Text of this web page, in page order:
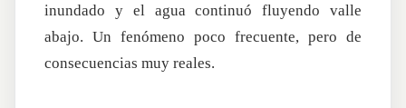
inundado y el agua continuó fluyendo valle
abajo. Un fenómeno poco frecuente, pero de
consecuencias muy reales.